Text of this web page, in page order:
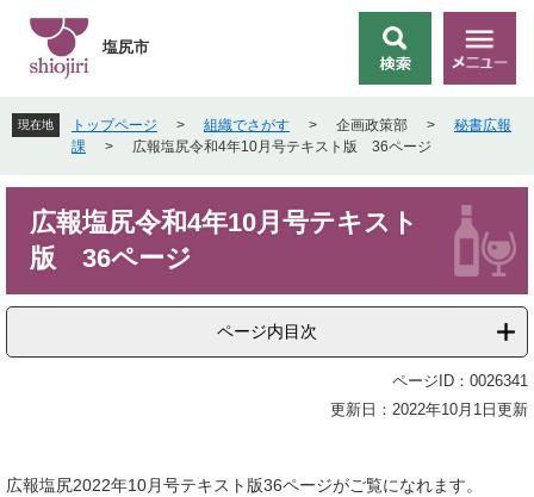
先
頭
す
を
飛
し
索
メ
ニ
ー
塩尻市
現在地 トップページ > 組織でさがす > 企画政策部 >
秘書広報
課
> 広報塩尻令和4年10月号テキスト版 36ページ
広報塩尻令和4年10月号テキスト
版 36ページ
ページ内目次
ページID：0026341
更新日：2022年10月1日更新
広報塩尻2022年10月号テキスト版36ページがご覧になれます。